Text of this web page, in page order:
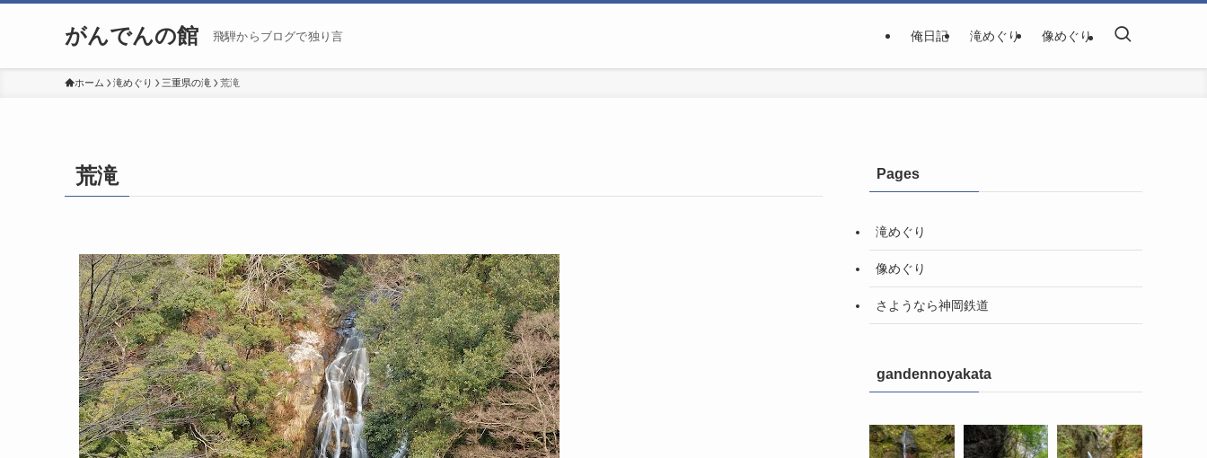
がんでんの館 飛騨からブログで独り言 俺日記 滝めぐり 像めぐり
ホーム 滝めぐり 三重県の滝 荒滝
荒滝 Pages
滝めぐり
像めぐり
さようなら神岡鉄道
gandennoyakata